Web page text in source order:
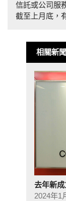
信託或公司服
截至上月底，
相關新聞
去年新
2024年1